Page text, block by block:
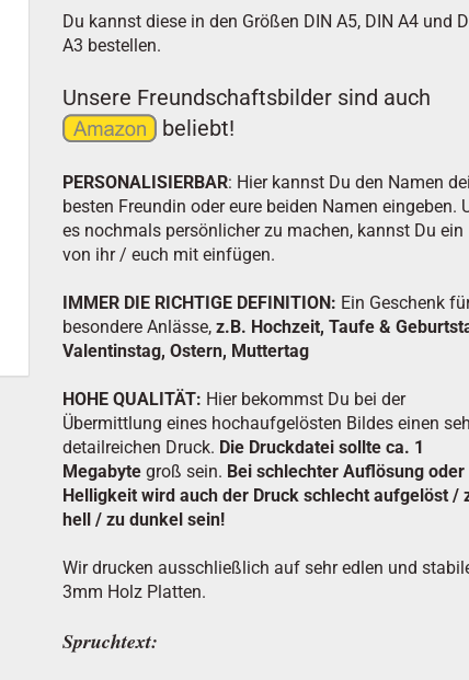
Du kannst diese in den Größen DIN A5, DIN A4 und
A3 bestellen.
Unsere Freundschaftsbilder sind auch
beliebt!
PERSONALISIERBAR: Hier kannst Du den Namen
besten Freundin oder eure beiden Namen eingeben.
es nochmals persönlicher zu machen, kannst Du ein
von ihr / euch mit einfügen.
IMMER DIE RICHTIGE DEFINITION: Ein Geschenk
besondere Anlässe,z.B. Hochzeit, Taufe &
Valentinstag, Ostern, Muttertag
HOHE QUALITÄT: Hier bekommst Du bei der
Übermittlung eines hochaufgelösten Bildes einen
detailreichen Druck. Die Druckdatei sollte ca. 1
Megabyte groß sein. Bei schlechter Auflösung oder
Helligkeit wird auch der Druck schlecht aufgelöst /
hell / zu dunkel sein!
Wir drucken ausschließlich auf sehr edlen und
3mm Holz Platten.
Spruchtext: